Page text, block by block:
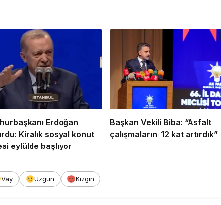
Erdoğan
Kiralık sosyal konut
eylülde başlıyor
Başkan Vekili Biba: “Asfalt
çalışmalarını 12 kat artırdık”
Vay Üzgün Kızgın